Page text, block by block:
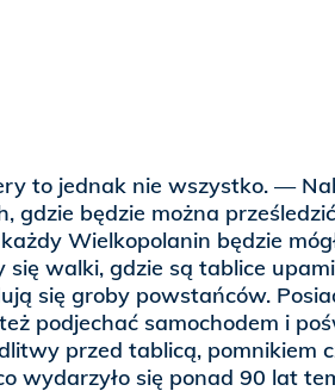
to jednak nie wszystko. —
gdzie będzie można
Wielkopolanin będzie
się walki, gdzie są tablice
się groby powstańców.
podjechać samochodem i
przed tablicą, pomnikiem
wydarzyło się ponad 90 lat